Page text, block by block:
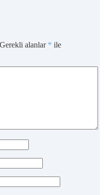
Gerekli alanlar * ile